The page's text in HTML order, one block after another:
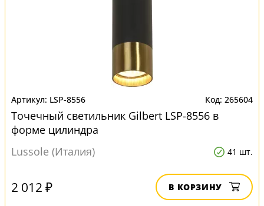
LSP-8556 265604
Точечный светильник Gilbert LSP-8556 в
форме цилиндра
Lussole (Италия)
41 шт.
2 012 ₽ В КОРЗИНУ